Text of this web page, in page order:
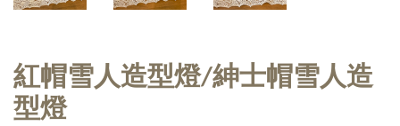
紅帽雪人造型燈/紳士帽雪人造
型燈